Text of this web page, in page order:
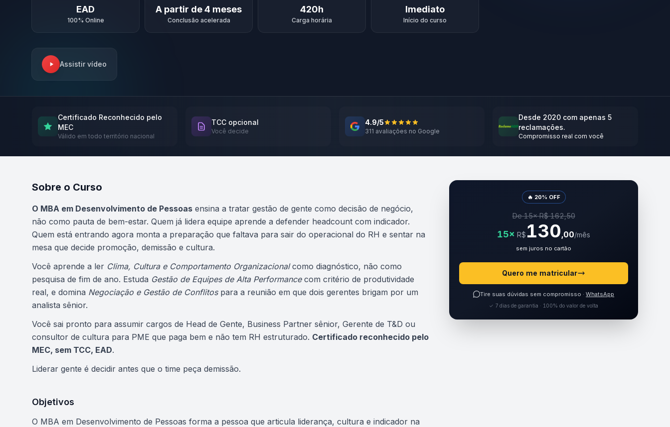
EAD
100% Online
A partir de 4 meses
Conclusão acelerada
420h
Carga horária
Imediato
Início do curso
Assistir vídeo
Certificado Reconhecido pelo
MEC
Válido em todo território nacional
TCC opcional
Você decide
4.9/5
311 avaliações no Google
Desde 2020 com apenas 5
reclamações.
Compromisso real com você
Sobre o Curso
Atualizado em abril de 2026
O MBA em Desenvolvimento de Pessoas ensina a tratar gestão de gente como decisão de negócio,
não como pauta de bem-estar. Quem já lidera equipe aprende a defender headcount com indicador.
Quem está entrando agora monta a preparação que faltava para sair do operacional do RH e sentar na
mesa que decide promoção, demissão e cultura.
Você aprende a ler Clima, Cultura e Comportamento Organizacionalcomo diagnóstico, não como
pesquisa de fim de ano. Estuda Gestão de Equipes de Alta Performancecom critério de produtividade
real, e domina Negociação e Gestão de Conflitospara a reunião em que dois gerentes brigam por um
analista sênior.
Você sai pronto para assumir cargos de Head de Gente, Business Partner sênior, Gerente de T&D ou
consultor de cultura para PME que paga bem e não tem RH estruturado. Certificado reconhecido pelo
MEC, sem TCC, EAD.
Liderar gente é decidir antes que o time peça demissão.
Objetivos
O MBA em Desenvolvimento de Pessoas forma a pessoa que articula liderança, cultura e indicador na
🔥 20% OFF
De 15× R$ 162,50
15× R$ 130,00/mês
sem juros no cartão
Quero me matricular
Tire suas dúvidas sem compromisso ·WhatsApp
✓ 7 dias de garantia · 100% do valor de volta